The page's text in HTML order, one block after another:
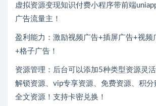
虚拟资源变现知识付费小程序带前端
广告流量主！
盈利能力：激励视频广告+插屏广告+视频
+格子广告！
资源管理：后台可以添加5种类型资源灵
解锁资源、vip专享资源、免费资源、积
全文资源！支持卡密兑换！